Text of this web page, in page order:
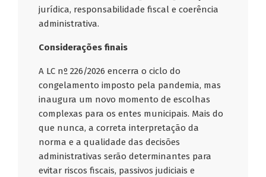
jurídica, responsabilidade fiscal e coerência
administrativa.
Considerações finais
A LC nº 226/2026 encerra o ciclo do
congelamento imposto pela pandemia, mas
inaugura um novo momento de escolhas
complexas para os entes municipais. Mais do
que nunca, a correta interpretação da
norma e a qualidade das decisões
administrativas serão determinantes para
evitar riscos fiscais, passivos judiciais e